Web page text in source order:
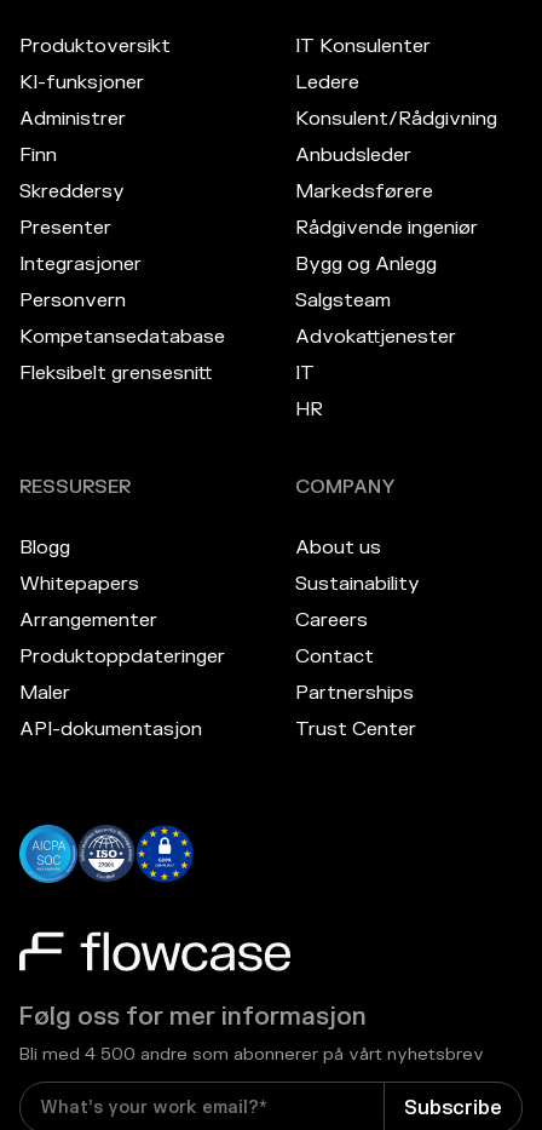
Følg oss for mer informasjon
Bli med 4 500 andre som abonnerer på vårt nyhetsbrev
Produktoversikt
KI-funksjoner
Administrer
Finn
Skreddersy
Presenter
Integrasjoner
Personvern
Kompetansedatabase
Fleksibelt grensesnitt
IT Konsulenter
Ledere
Konsulent/Rådgivning
Anbudsleder
Markedsførere
Rådgivende ingeniør
Bygg og Anlegg
Salgsteam
Advokattjenester
IT
HR
RESSURSER
Blogg
Whitepapers
Arrangementer
Produktoppdateringer
Maler
API-dokumentasjon
COMPANY
About us
Sustainability
Careers
Contact
Partnerships
Trust Center